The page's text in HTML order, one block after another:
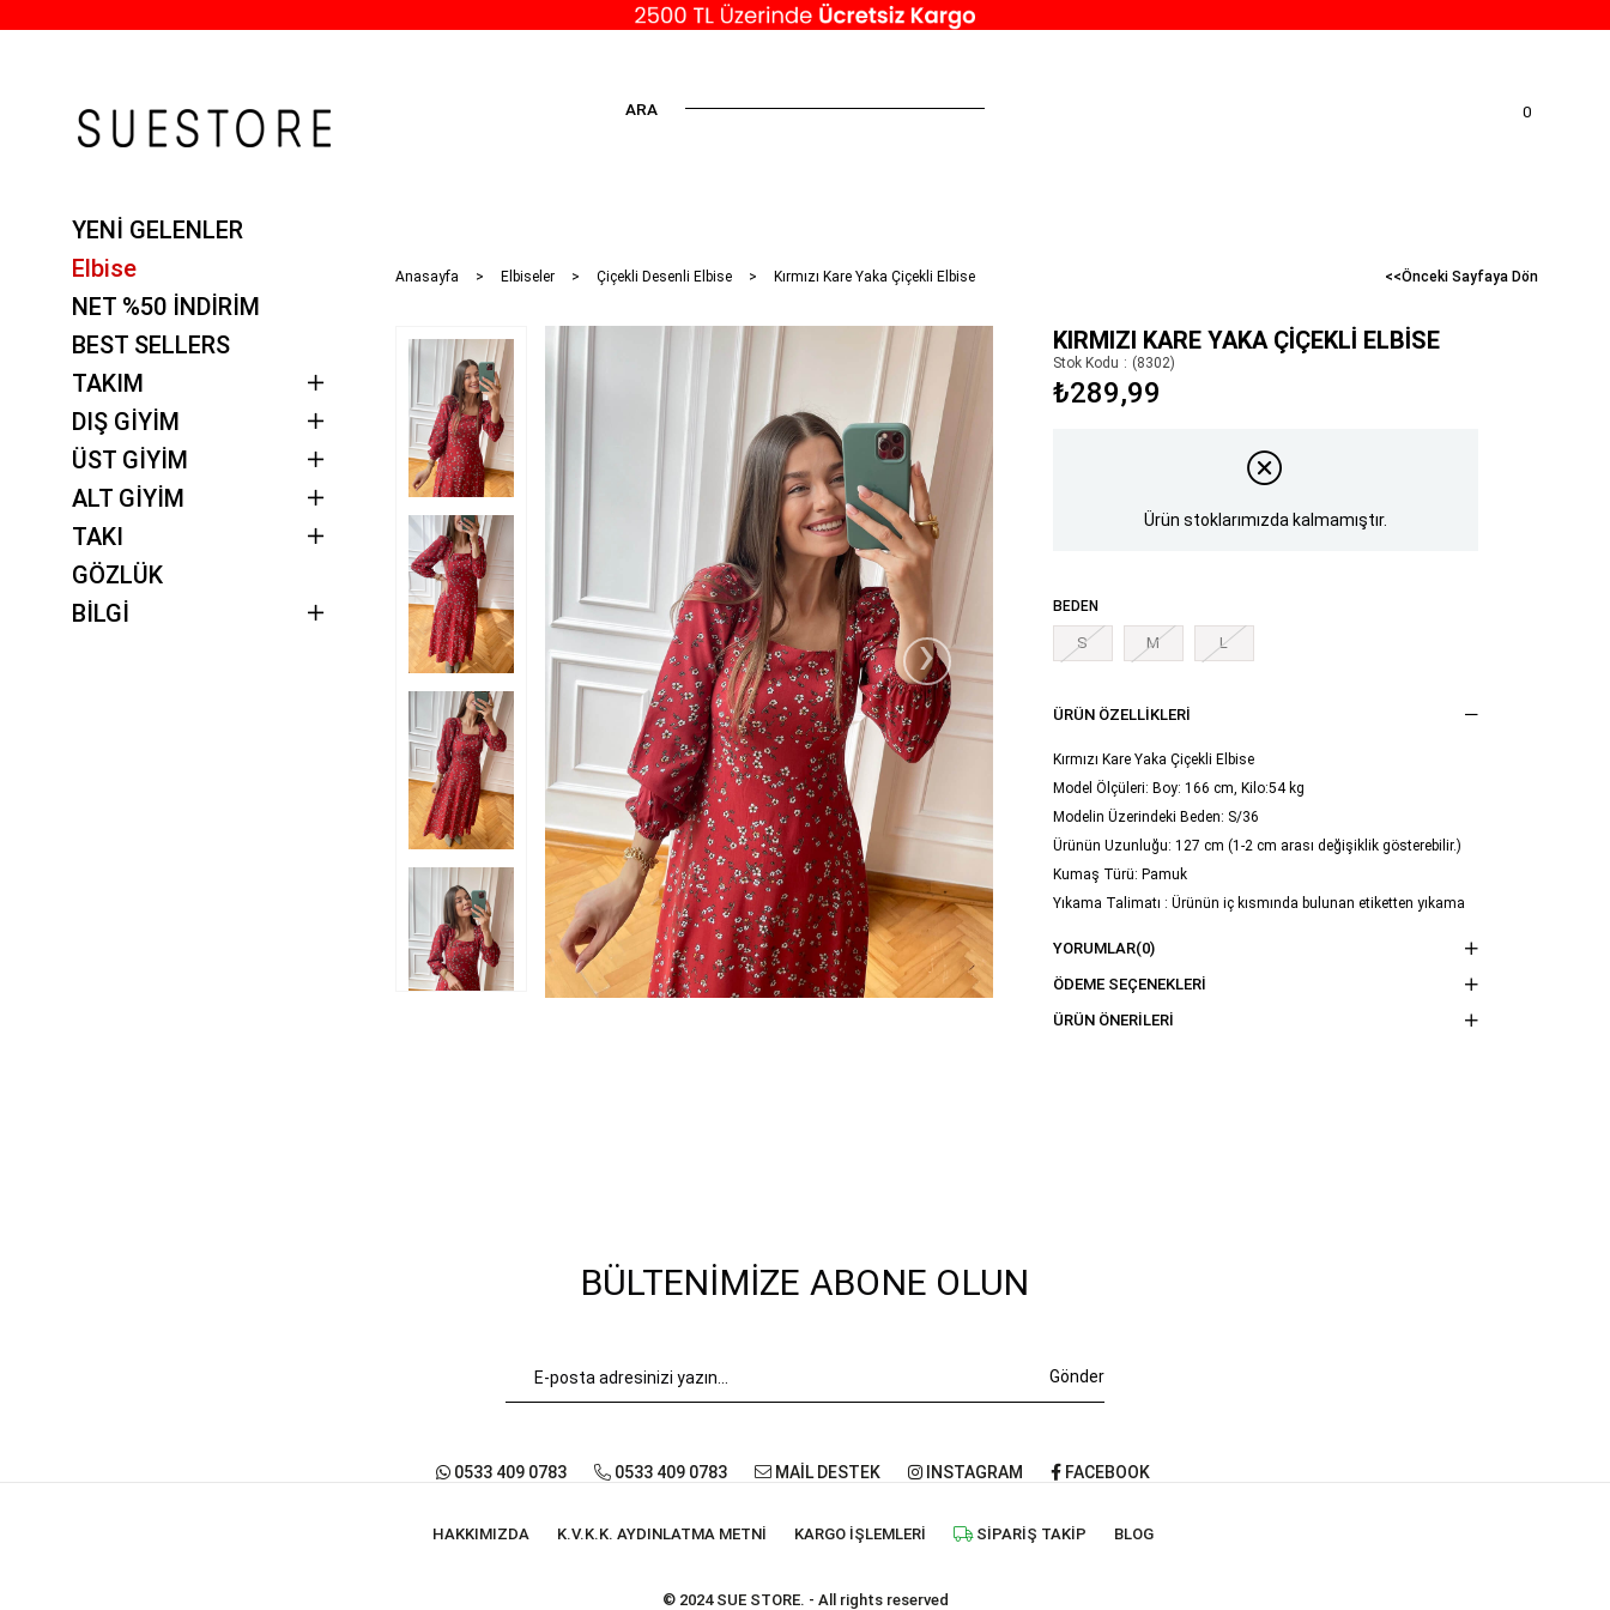
0
YENİ GELENLER
Elbise
NET %50 İNDİRİM
BEST SELLERS
TAKIM
DIŞ GİYİM
ÜST GİYİM
ALT GİYİM
TAKI
GÖZLÜK
BİLGİ
ARA
Anasayfa Elbiseler Çiçekli Desenli Elbise Kırmızı Kare Yaka Çiçekli Elbise <<Önceki Sayfaya Dön
›
KIRMIZI KARE YAKA ÇIÇEKLI ELBISE
Stok Kodu (8302)
₺289,99
Ürün stoklarımızda kalmamıştır.
BEDEN
S M L
ÜRÜN ÖZELLIKLERI
Kırmızı Kare Yaka Çiçekli Elbise
Model Ölçüleri: Boy: 166 cm, Kilo:54 kg
Modelin Üzerindeki Beden: S/36
Ürünün Uzunluğu: 127 cm (1-2 cm arası değişiklik gösterebilir.)
Kumaş Türü: Pamuk
Yıkama Talimatı : Ürünün iç kısmında bulunan etiketten yıkama
YORUMLAR(0)
ÖDEME SEÇENEKLERI
ÜRÜN ÖNERILERI
BÜLTENIMIZE ABONE OLUN
Gönder
0533 409 0783 0533 409 0783 MAİL DESTEK INSTAGRAM FACEBOOK
HAKKIMIZDA K.V.K.K. AYDINLATMA METNI KARGO İŞLEMLERI SIPARIŞ TAKIP BLOG
© 2024 SUE STORE. - All rights reserved